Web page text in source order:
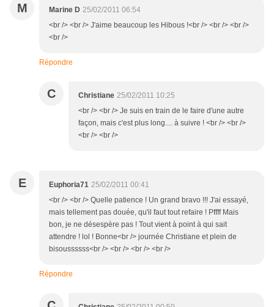
M Marine D 25/02/2011 06:54
<br /> <br /> J'aime beaucoup les Hibous !<br /> <br /> <br />
<br />
Répondre
C Christiane 25/02/2011 10:25
<br /> <br /> Je suis en train de le faire d'une autre
façon, mais c'est plus long.... à suivre ! <br /> <br />
<br /> <br />
E Euphoria71 25/02/2011 00:41
<br /> <br /> Quelle patience ! Un grand bravo !!! J'ai essayé,
mais tellement pas douée, qu'il faut tout refaire ! Pffff Mais
bon, je ne désespère pas ! Tout vient à point à qui sait
attendre ! lol ! Bonne<br /> journée Christiane et plein de
bisoussssss<br /> <br /> <br /> <br />
Répondre